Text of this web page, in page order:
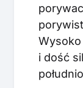
i dość